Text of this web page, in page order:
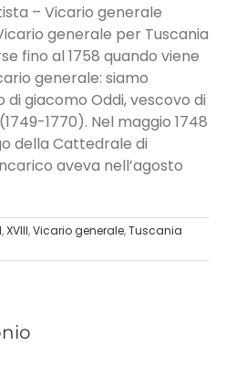
– Vicario generale
generale per Tuscania
fino al 1758 quando viene
generale: siamo
giacomo Oddi, vescovo di
1770). Nel maggio 1748
della Cattedrale di
aveva nell’agosto
,XVIII,Vicario generale,Tuscania